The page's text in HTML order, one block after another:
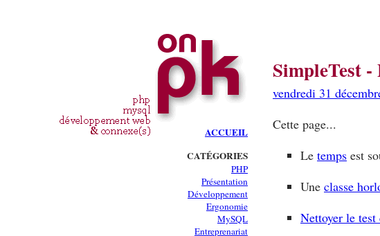
ACCUEIL
CATÉGORIES
PHP
Présentation
Développement
Ergonomie
MySQL
Entreprenariat
SimpleTest
vendredi 31
Cette page...
Le temps est
Une classe
Nettoyer le test